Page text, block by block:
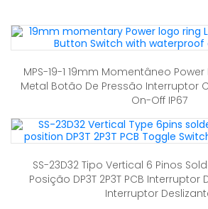
MPS-19-1 19mm Momentâneo Power
Metal Botão De Pressão Interruptor
On-Off IP67
SS-23D32 Tipo Vertical 6 Pinos
Posição DP3T 2P3T PCB Interruptor
Interruptor